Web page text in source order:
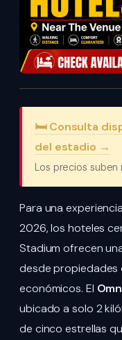
🛏️ Consulta
del estadio →
Los precios
Para una
2026, los hoteles
Stadium ofrecen
desde propiedades
económicos. El
ubicado a solo 2
de cinco estrellas